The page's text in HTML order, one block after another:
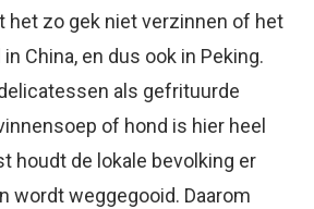
het zo gek niet verzinnen of het
China, en dus ook in Peking.
als gefrituurde
of hond is hier heel
houdt de lokale bevolking er
wordt weggegooid. Daarom